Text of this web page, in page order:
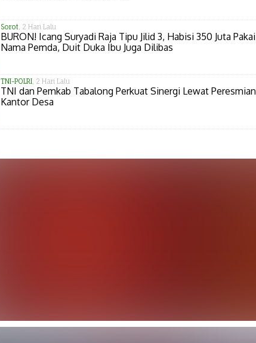
Sorot, 2 Hari Lalu
BURON! Icang Suryadi Raja Tipu Jilid 3, Habisi 350 Juta Pakai
Nama Pemda, Duit Duka Ibu Juga Dilibas
TNI-POLRI, 2 Hari Lalu
TNI dan Pemkab Tabalong Perkuat Sinergi Lewat Peresmian
Kantor Desa